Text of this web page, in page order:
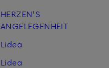
HERZEN'S
ANGELEGENHEIT
Lidea
Lidea